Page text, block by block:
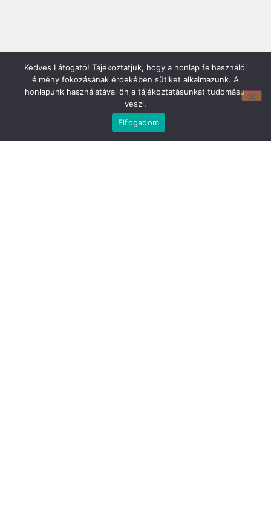
Kedves Látogató! Tájékoztatjuk, hogy a honlap felhasználói
élmény fokozásának érdekében sütiket alkalmazunk. A
honlapunk használatával ön a tájékoztatásunkat tudomásul
veszi.
Elfogadom